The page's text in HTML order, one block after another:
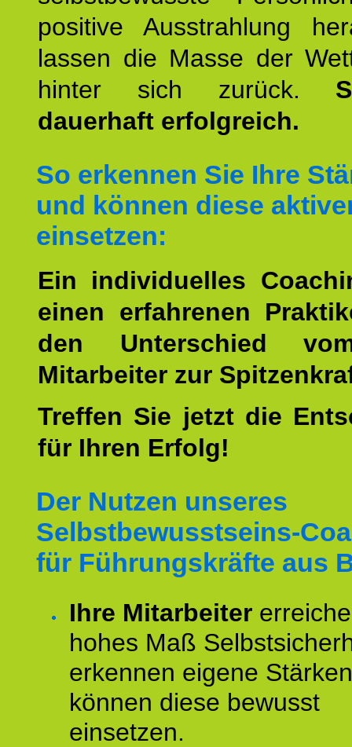
positive Ausstrahlung
lassen die Masse der
hinter sich zurück.
dauerhaft erfolgreich.
So erkennen Sie Ihre
und können diese
einsetzen:
Ein individuelles
einen erfahrenen
den Unterschied
Mitarbeiter zur
Treffen Sie jetzt die
für Ihren Erfolg!
Der Nutzen unseres
Selbstbewusstseins-
für Führungskräfte aus
Ihre Mitarbeiter
hohes Maß
erkennen eigene
können diese bewusst
einsetzen.